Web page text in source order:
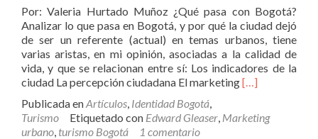
Por: Valeria Hurtado Muñoz ¿Qué pasa con Bogotá?
Analizar lo que pasa en Bogotá, y por qué la ciudad dejó
de ser un referente (actual) en temas urbanos, tiene
varias aristas, en mi opinión, asociadas a la calidad de
vida, y que se relacionan entre sí: Los indicadores de la
ciudad La percepción ciudadana El marketingLeer
necesita
[…]
Publicada enArtículos, Identidad Bogotá,
Turismo
Etiquetado con Edward Gleaser, Marketing
urbano, turismo Bogotá 1 comentario